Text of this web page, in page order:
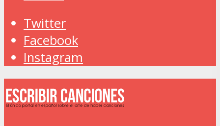
Twitter
Facebook
Instagram